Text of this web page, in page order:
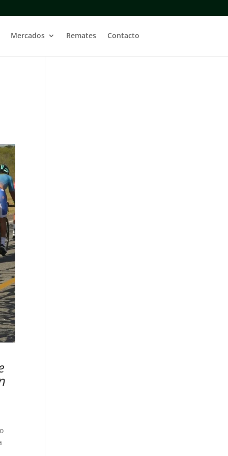
Mercados Remates Contacto